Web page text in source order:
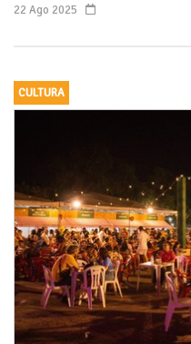
22 Ago 2025
CULTURA